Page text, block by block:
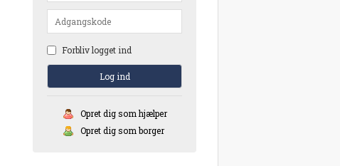
Forbliv logget ind
Opret dig som hjælper
Opret dig som borger